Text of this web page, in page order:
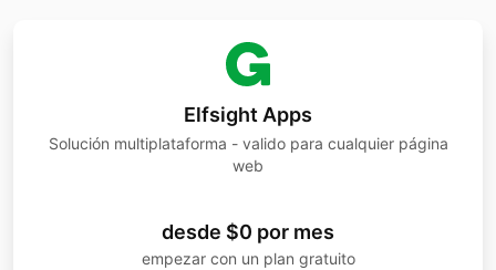
Elfsight Apps
Solución multiplataforma - valido para cualquier página
web
desde $0 por mes
empezar con un plan gratuito